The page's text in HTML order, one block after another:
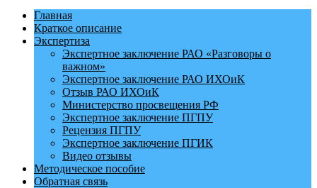
Главная
Краткое описание
Экспертиза
Экспертное заключение РАО «Разговоры о
важном»
Экспертное заключение РАО ИХОиК
Отзыв РАО ИХОиК
Министерство просвещения РФ
Экспертное заключение ПГПУ
Рецензия ПГПУ
Экспертное заключение ПГИК
Видео отзывы
Методическое пособие
Обратная связь